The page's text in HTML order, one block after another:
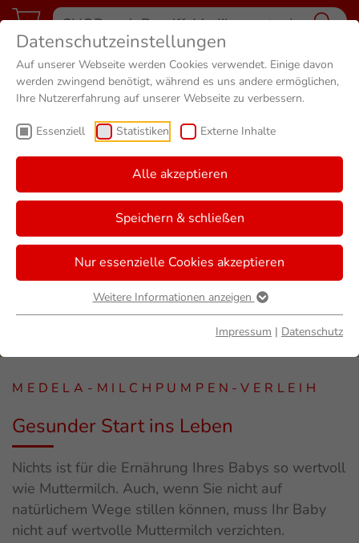
Datenschutzeinstellungen
Auf unserer Webseite werden Cookies verwendet. Einige davon
werden zwingend benötigt, während es uns andere ermöglichen,
Ihre Nutzererfahrung auf unserer Webseite zu verbessern.
Essenziell Statistiken Externe Inhalte
Alle akzeptieren
Speichern & schließen
Nur essenzielle Cookies akzeptieren
Weitere Informationen anzeigen
Impressum | Datenschutz
VERLEIH
Ihres Babys so wertvoll
Sie nicht auf
muss Ihr Baby
verzichten.
MEDELA-
Gesunder Start ins
Nichts ist für die
wie Muttermilch. Auch,
natürlichem Wege stillen
nicht auf wertvolle